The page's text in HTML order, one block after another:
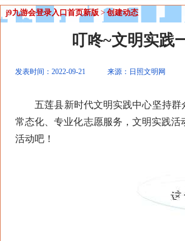
j9九游会登录入口首页新版 > 创建动态
叮咚~文明实践
发表时间：2022-09-21 来源：日照文明网
五莲县新时代文明实践中心坚持群
常态化、专业化志愿服务，文明实践
活动吧！